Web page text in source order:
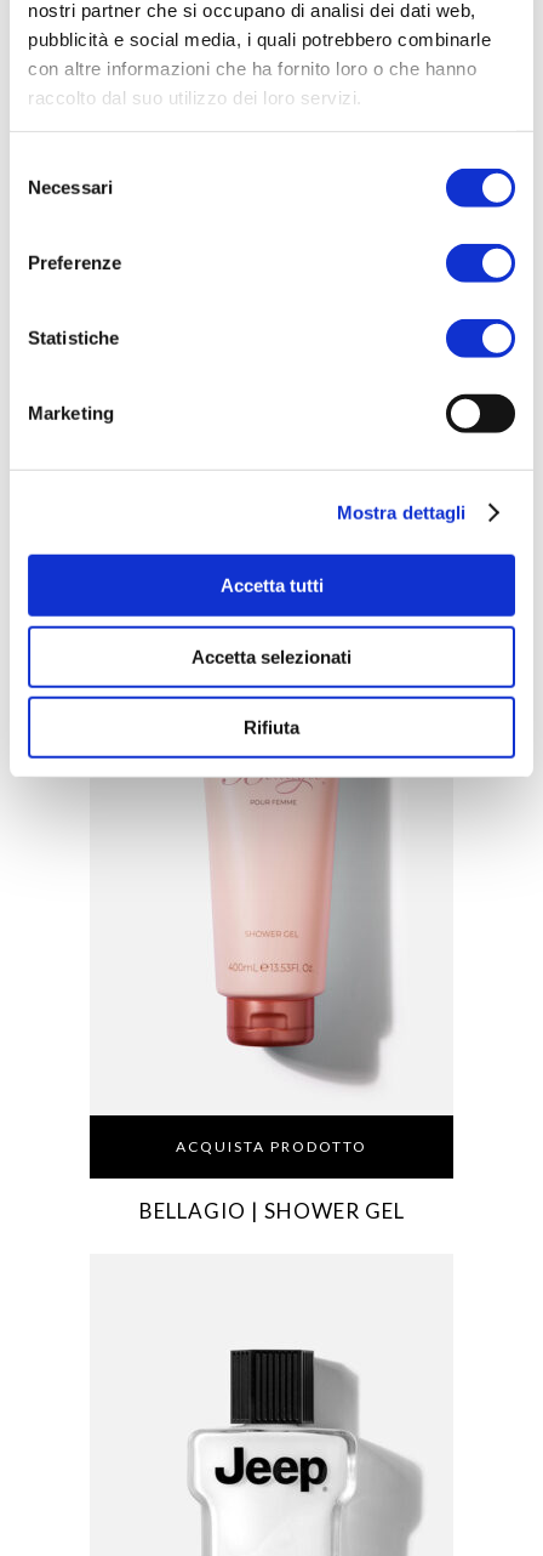
nostri partner che si occupano di analisi dei dati web,
pubblicità e social media, i quali potrebbero combinarle
con altre informazioni che ha fornito loro o che hanno
raccolto dal suo utilizzo dei loro servizi.
delNecessari
Preferenze
Statistiche
Marketing
Mostra dettagli
Accetta tutti
Accetta selezionati
Rifiuta
BODY CREAM NUTRIENTE
ACQUISTA PRODOTTO
BELLAGIO | SHOWER GEL